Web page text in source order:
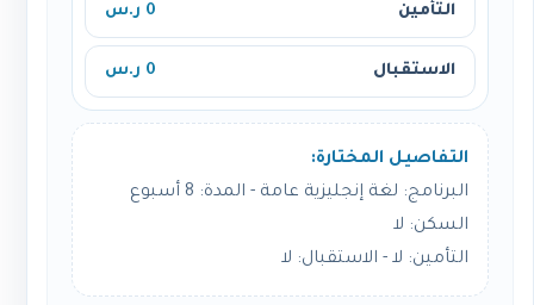
التأمين 0 ر.س
الاستقبال 0 ر.س
التفاصيل المختارة:
البرنامج: لغة إنجليزية عامة - المدة: 8 أسبوع
السكن: لا
التأمين: لا - الاستقبال: لا